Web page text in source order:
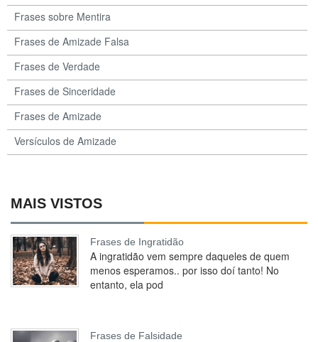
Frases sobre Mentira
Frases de Amizade Falsa
Frases de Verdade
Frases de Sinceridade
Frases de Amizade
Versículos de Amizade
MAIS VISTOS
Frases de Ingratidão
A ingratidão vem sempre daqueles de quem
menos esperamos.. por isso doí tanto! No
entanto, ela pod
Frases de Falsidade